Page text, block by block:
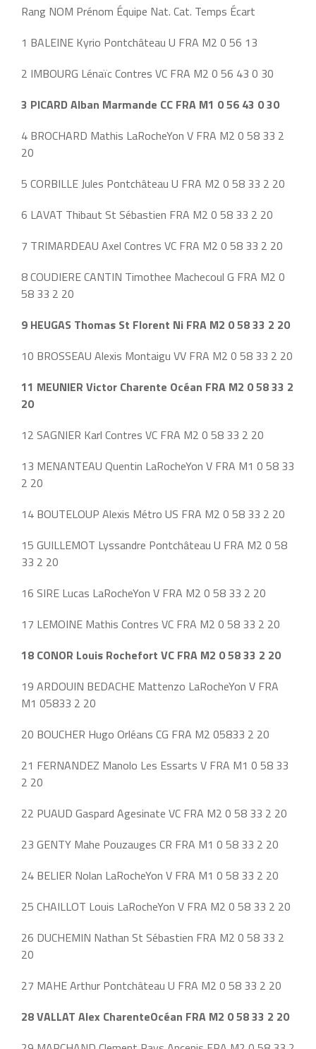
Rang NOM Prénom Équipe Nat. Cat. Temps Écart
1 BALEINE Kyrio Pontchâteau U FRA M2 0 56 13
2 IMBOURG Lénaïc Contres VC FRA M2 0 56 43 0 30
3 PICARD Alban Marmande CC FRA M1 0 56 43 0 30
4 BROCHARD Mathis LaRocheYon V FRA M2 0 58 33 2
20
5 CORBILLE Jules Pontchâteau U FRA M2 0 58 33 2 20
6 LAVAT Thibaut St Sébastien FRA M2 0 58 33 2 20
7 TRIMARDEAU Axel Contres VC FRA M2 0 58 33 2 20
8 COUDIERE CANTIN Timothee Machecoul G FRA M2 0
58 33 2 20
9 HEUGAS Thomas St Florent Ni FRA M2 0 58 33 2 20
10 BROSSEAU Alexis Montaigu VV FRA M2 0 58 33 2 20
11 MEUNIER Victor Charente Océan FRA M2 0 58 33 2
20
12 SAGNIER Karl Contres VC FRA M2 0 58 33 2 20
13 MENANTEAU Quentin LaRocheYon V FRA M1 0 58 33
2 20
14 BOUTELOUP Alexis Métro US FRA M2 0 58 33 2 20
15 GUILLEMOT Lyssandre Pontchâteau U FRA M2 0 58
33 2 20
16 SIRE Lucas LaRocheYon V FRA M2 0 58 33 2 20
17 LEMOINE Mathis Contres VC FRA M2 0 58 33 2 20
18 CONOR Louis Rochefort VC FRA M2 0 58 33 2 20
19 ARDOUIN BEDACHE Mattenzo LaRocheYon V FRA
M1 05833 2 20
20 BOUCHER Hugo Orléans CG FRA M2 05833 2 20
21 FERNANDEZ Manolo Les Essarts V FRA M1 0 58 33
2 20
22 PUAUD Gaspard Agesinate VC FRA M2 0 58 33 2 20
23 GENTY Mahe Pouzauges CR FRA M1 0 58 33 2 20
24 BELIER Nolan LaRocheYon V FRA M1 0 58 33 2 20
25 CHAILLOT Louis LaRocheYon V FRA M2 0 58 33 2 20
26 DUCHEMIN Nathan St Sébastien FRA M2 0 58 33 2
20
27 MAHE Arthur Pontchâteau U FRA M2 0 58 33 2 20
28 VALLAT Alex CharenteOcéan FRA M2 0 58 33 2 20